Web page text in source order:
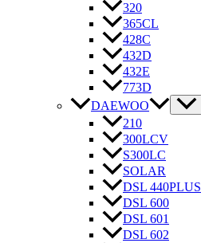
320
365CL
428C
432D
432E
773D
DAEWOO
210
300LCV
S300LC
SOLAR
DSL 440PLUS
DSL 600
DSL 601
DSL 602